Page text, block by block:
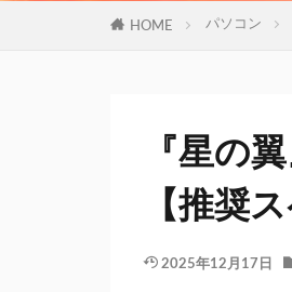
HOME パソコン
『星の
【推奨
2025年12月17日